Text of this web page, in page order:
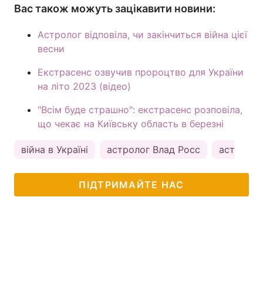
Вас також можуть зацікавити новини:
Астролог відповіла, чи закінчиться війна цієї
весни
Екстрасенс озвучив пророцтво для України
на літо 2023 (відео)
"Всім буде страшно": екстрасенс розповіла,
що чекає на Київську область в березні
війна в Україні астролог Влад Росс
ПІДТРИМАЙТЕ НАС